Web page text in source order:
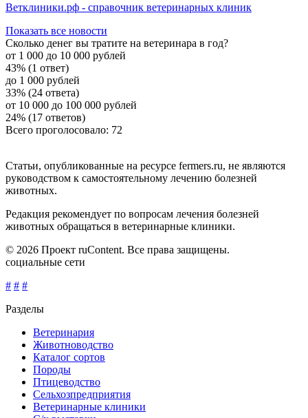
Ветклиники.рф - справочник ветеринарных клиник
Показать все новости
Сколько денег вы тратите на ветеринара в год?
от 1 000 до 10 000 рублей
43% (1 ответ)
до 1 000 рублей
33% (24 ответа)
от 10 000 до 100 000 рублей
24% (17 ответов)
Всего проголосовало: 72
Статьи, опубликованные на ресурсе fermers.ru, не являются
руководством к самостоятельному лечению болезней
животных.
Редакция рекомендует по вопросам лечения болезней
животных обращаться в ветеринарные клиники.
© 2026 Проект ruContent. Все права защищены.
социальные сети
# # #
Разделы
Ветеринария
Животноводство
Каталог сортов
Породы
Птицеводство
Сельхозпредприятия
Ветеринарные клиники